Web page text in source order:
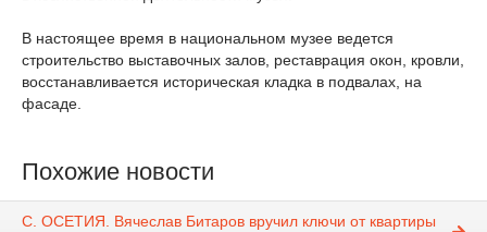
В настоящее время в национальном музее ведется
строительство выставочных залов, реставрация окон, кровли,
восстанавливается историческая кладка в подвалах, на
фасаде.
Похожие новости
С. ОСЕТИЯ. Вячеслав Битаров вручил ключи от квартиры